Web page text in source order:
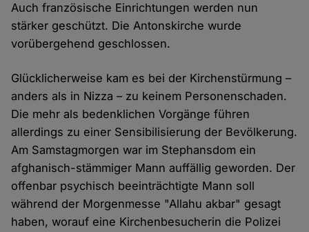
Auch französische Einrichtungen werden nun
stärker geschützt. Die Antonskirche wurde
vorübergehend geschlossen.
Glücklicherweise kam es bei der Kirchenstürmung –
anders als in Nizza – zu keinem Personenschaden.
Die mehr als bedenklichen Vorgänge führen
allerdings zu einer Sensibilisierung der Bevölkerung.
Am Samstagmorgen war im Stephansdom ein
afghanisch-stämmiger Mann auffällig geworden. Der
offenbar psychisch beeinträchtigte Mann soll
während der Morgenmesse "Allahu akbar" gesagt
haben, worauf eine Kirchenbesucherin die Polizei